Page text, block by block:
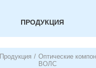
ПРОДУКЦИЯ
Продукция / Оптические
ВОЛС